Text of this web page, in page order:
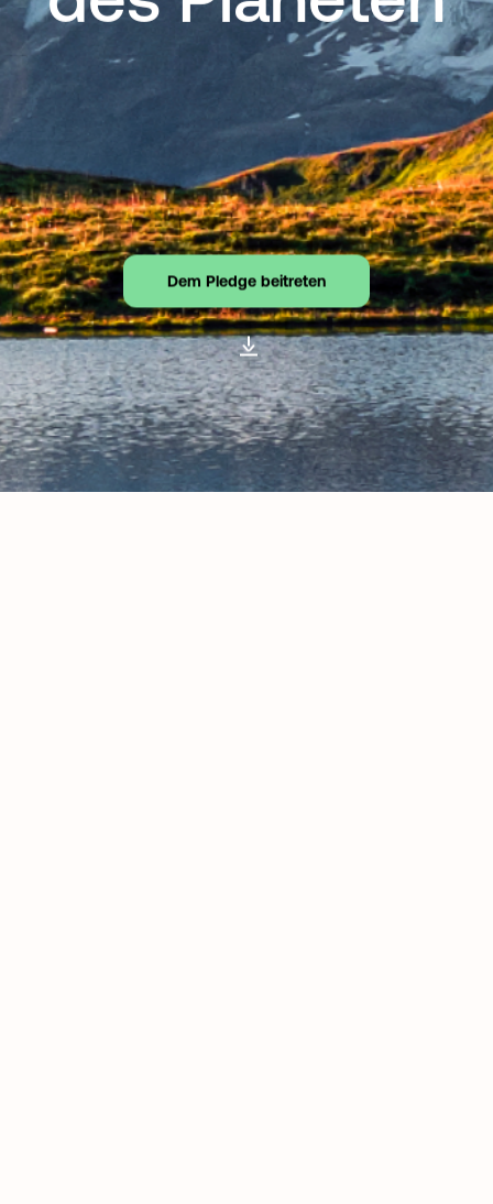
Reihen Sie sich in die Riege der
Topunternehmen ein und ergreifen Sie
jetzt Maßnahmen.
Dem Pledge beitreten
Dem Pledge beitreten